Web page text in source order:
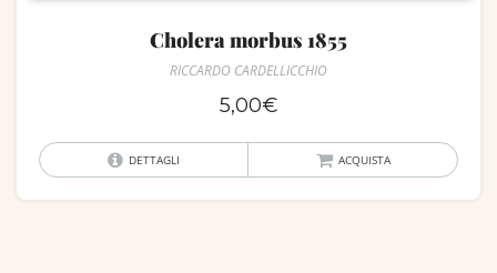
Cholera morbus 1855
RICCARDO CARDELLICCHIO
5,00€
DETTAGLI ACQUISTA